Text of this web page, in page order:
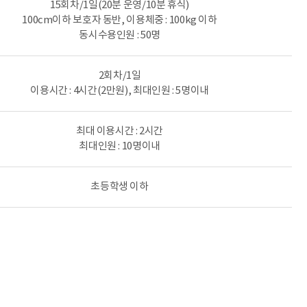
15회차/1일(20분 운영/10분 휴식)
100cm이하 보호자 동반, 이용체중 : 100kg 이하
동시수용인원 : 50명
2회차/1일
이용시간 : 4시간(2만원), 최대인원 : 5명이내
최대 이용시간 : 2시간
최대인원 : 10명이내
초등학생 이하